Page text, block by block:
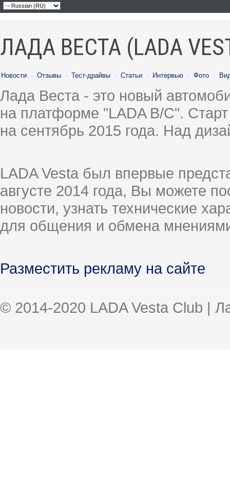
ЛАДА ВЕСТА (LADA
Новости · Отзывы · Тест-драйвы · Статьи · Интервью · Фото ·
Лада Веста - это новый
на платформе "LADA B/C".
на сентябрь 2015 года. Над
LADA Vesta был впервые
августе 2014 года, Вы можете
новости, узнать технические
для общения и обмена
Разместить рекламу на сайте
© 2014-2020 LADA Vesta Club |